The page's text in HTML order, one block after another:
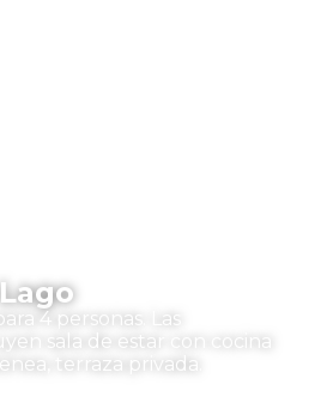
4 personas. Las
sala de estar con cocina
terraza privada.